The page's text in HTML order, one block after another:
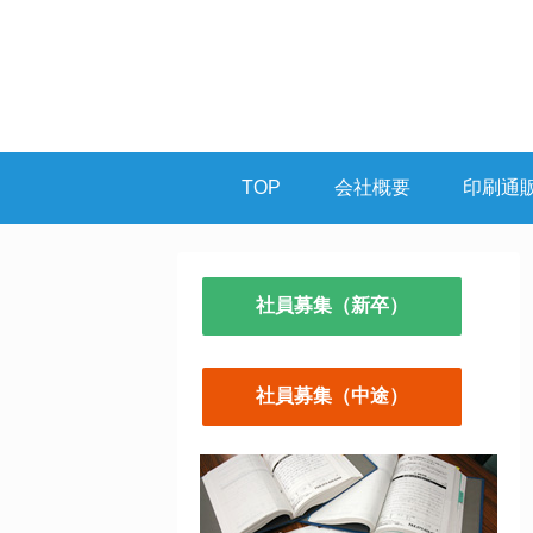
TOP 会社概要 印刷通
社員募集（新卒）
社員募集（中途）